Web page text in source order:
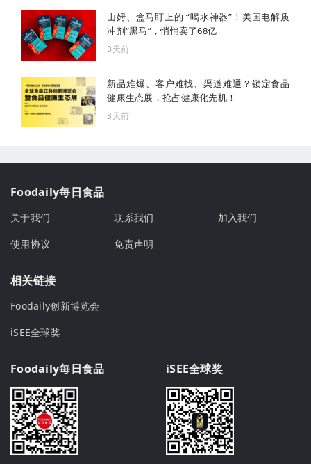
山姆、盒马盯上的 “喝水神器”！美国电解质
冲剂“黑马”，悄悄卖了68亿
3天前
新品难爆、客户难找、渠道难通？锁定食品
健康生态展，抢占健康化先机！
3天前
Foodaily每日食品
关于我们 联系我们
加入我们
使用协议
免责声明
相关链接
Foodaily创新博览会
iSEE全球奖
Foodaily每日食品 iSEE全球奖